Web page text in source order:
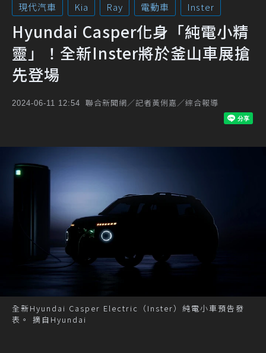
現代汽車
Kia Ray 電動車 Inster
Hyundai Casper化身「純電小精
靈」！全新Inster將於釜山車展搶
先登場
2024-06-11 12:54 聯合新聞網／記者黃俐嘉／綜合報導
全新Hyundai Casper Electric（Inster）純電小車預告發
表。 摘自Hyundai